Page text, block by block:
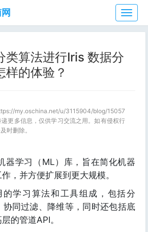
技
术
指
类算法进行Iris 数据分
样的体验？
my.oschina.net/u/3115904/blog/15057
更多信息，仅供学习交流之用。如有侵权行
时删除。
器学习（ML）库，旨在简化机器
，并方便扩展到更大规模。
学习算法和工具组成，包括分
同过滤、降维等，同时还包括底
的管道API。